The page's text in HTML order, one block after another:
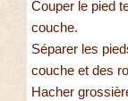
Couper le pied
couche.
Séparer les
couche et des
Hacher